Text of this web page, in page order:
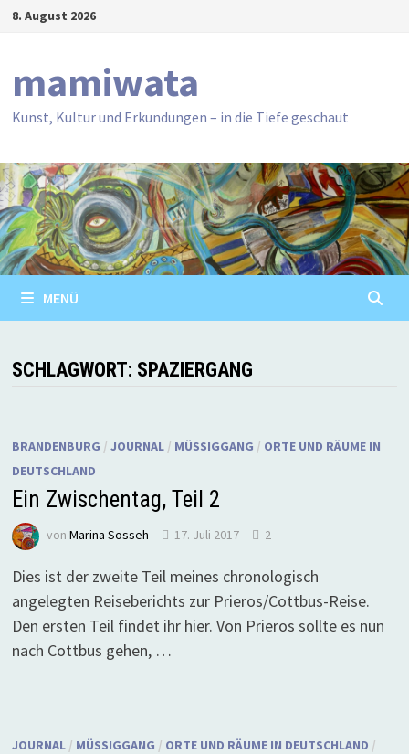
Zum8. August 2026
mamiwata
Kunst, Kultur und Erkundungen – in die Tiefe geschaut
MENÜ
SCHLAGWORT: SPAZIERGANG
BRANDENBURG / JOURNAL/ MÜSSIGGANG / ORTE UND RÄUME IN
DEUTSCHLAND
Ein Zwischentag, Teil 2
von Marina Sosseh 17. Juli 2017 2
Dies ist der zweite Teil meines chronologisch
angelegten Reiseberichts zur Prieros/Cottbus-Reise.
Den ersten Teil findet ihr hier. Von Prieros sollte es nun
nach Cottbus gehen, …
JOURNAL/ MÜSSIGGANG / ORTE UND RÄUME IN DEUTSCHLAND /